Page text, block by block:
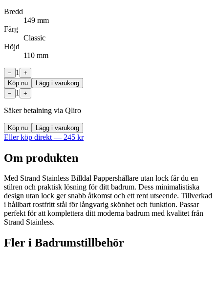
Bredd
149 mm
Färg
Classic
Höjd
110 mm
− 1
+
Köp nu
Lägg i varukorg
−
1 +
Säker betalning via Qliro
Köp nu Lägg i varukorg
Eller köp direkt — 245 kr
Om produkten
Med Strand Stainless Billdal Pappershållare utan lock får du en
stilren och praktisk lösning för ditt badrum. Dess minimalistiska
design utan lock ger snabb åtkomst och ett rent utseende. Tillverkad
i hållbart rostfritt stål för långvarig skönhet och funktion. Passar
perfekt för att komplettera ditt moderna badrum med kvalitet från
Strand Stainless.
Fler i Badrumstillbehör